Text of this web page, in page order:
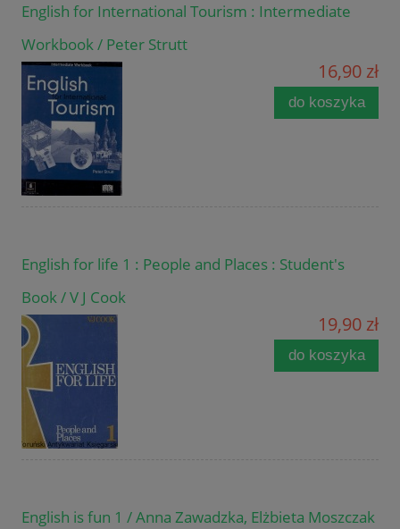
English for International Tourism : Intermediate
Workbook / Peter Strutt
16,90 zł
do koszyka
English for life 1 : People and Places : Student's
Book / V J Cook
19,90 zł
do koszyka
English is fun 1 / Anna Zawadzka, Elżbieta Moszczak